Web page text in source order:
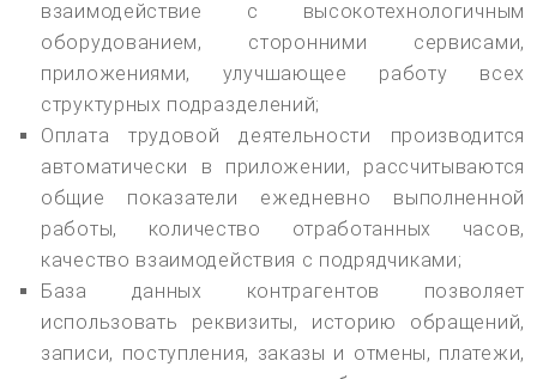
взаимодействие с высокотехнологичным
оборудованием, сторонними сервисами,
приложениями, улучшающее работу всех
структурных подразделений;
Оплата трудовой деятельности производится
автоматически в приложении, рассчитываются
общие показатели ежедневно выполненной
работы, количество отработанных часов,
качество взаимодействия с подрядчиками;
База данных контрагентов позволяет
использовать реквизиты, историю обращений,
записи, поступления, заказы и отмены, платежи,